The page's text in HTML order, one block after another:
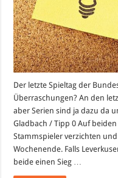
Der letzte Spieltag der
Überraschungen? An den
aber Serien sind ja dazu da
Gladbach / Tipp 0 Auf
Stammspieler verzichten
Wochenende. Falls
beide einen Sieg …